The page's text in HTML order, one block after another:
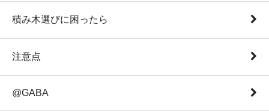
積み木選びに困ったら
注意点
@GABA